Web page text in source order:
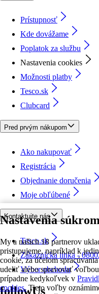
Nastavenia
My a našich 18 partnerov
pristupujeme, napríklad k
cookie, za účelom
udeliť alebo spravovať
prípadne kedykoľvek v
cookies. Tieto voľby
Prístupnosť
Kde dovážame
Poplatok za službu
Nastavenia cookies
Možnosti platby
Tesco.sk
Clubcard
Pred prvým nákupom
Ako nakupovať
Registrácia
Objednanie doručenia
Moje obľúbené
Kontaktujte nás
Tesco.sk
Zákaznícka linka -
Výber obchodu
followUs